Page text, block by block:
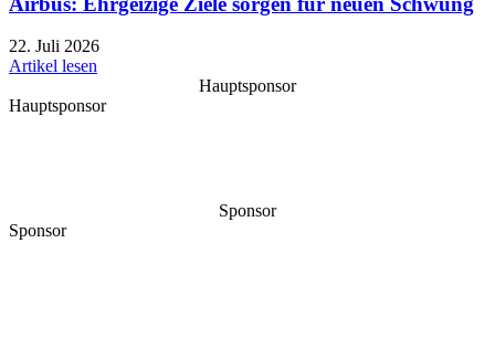
22. Juli 2026
Artikel lesen
Hauptsponsor
Hauptsponsor
Sponsor
Sponsor